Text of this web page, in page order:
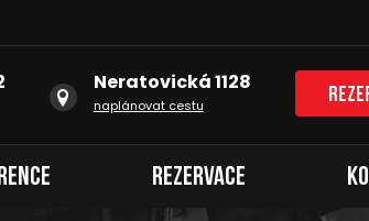
Neratovická 1128
naplánovat cestu
Rezervace